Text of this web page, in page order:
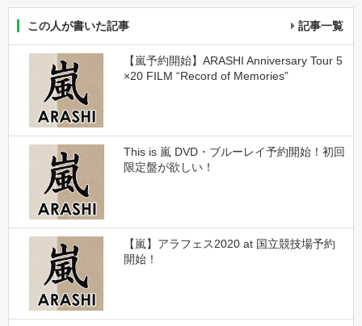
この人が書いた記事 記事一覧
【嵐予約開始】ARASHI Anniversary Tour 5
×20 FILM “Record of Memories”
This is 嵐 DVD・ブルーレイ予約開始！初回
限定盤が欲しい！
【嵐】アラフェス2020 at 国立競技場予約
開始！